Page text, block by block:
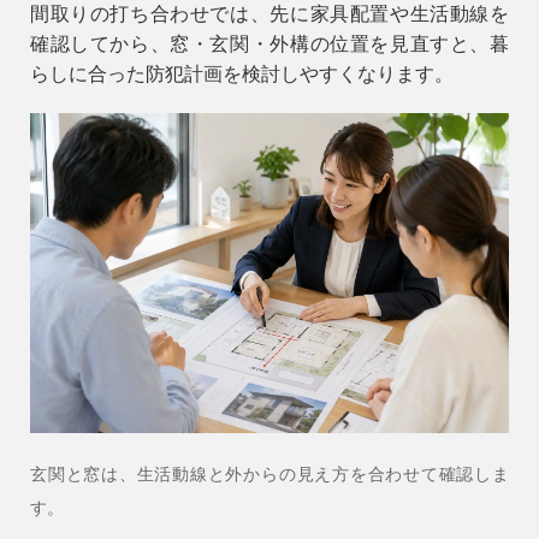
間取りの打ち合わせでは、先に家具配置や生活動線を
確認してから、窓・玄関・外構の位置を見直すと、暮
らしに合った防犯計画を検討しやすくなります。
玄関と窓は、生活動線と外からの見え方を合わせて確認しま
す。